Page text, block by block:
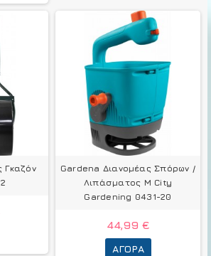
Γκαζόν
Gardena Διανομέας Σπόρων /
Λιπάσματος M City
Gardening 0431-20
44,99 €
ΑΓΟΡΆ